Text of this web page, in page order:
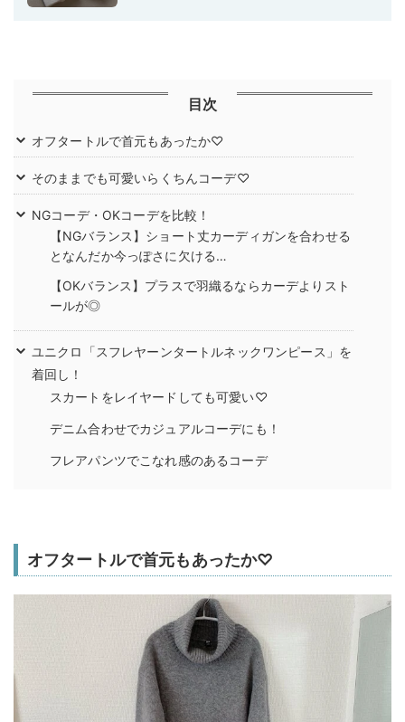
目次
オフタートルで首元もあったか♡
そのままでも可愛いらくちんコーデ♡
NGコーデ・OKコーデを比較！
【NGバランス】ショート丈カーディガンを合わせる
となんだか今っぽさに欠ける…
【OKバランス】プラスで羽織るならカーデよりスト
ールが◎
ユニクロ「スフレヤーンタートルネックワンピース」を
着回し！
スカートをレイヤードしても可愛い♡
デニム合わせでカジュアルコーデにも！
フレアパンツでこなれ感のあるコーデ
オフタートルで首元もあったか♡